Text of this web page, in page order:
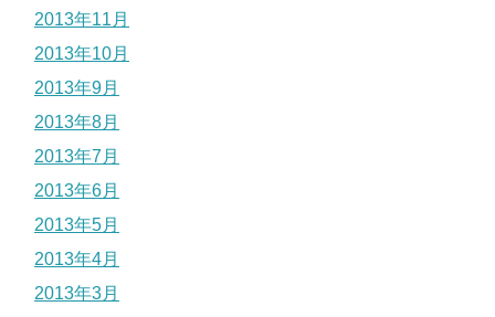
2013年11月
2013年10月
2013年9月
2013年8月
2013年7月
2013年6月
2013年5月
2013年4月
2013年3月